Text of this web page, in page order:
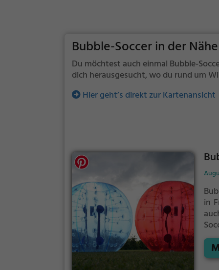
Bubble-Soccer in der
Du möchtest auch einmal Bubble-
dich herausgesucht, wo du rund um
Hier geht’s direkt zur Kartenansicht
in